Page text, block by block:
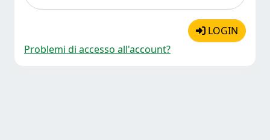
LOGIN
Problemi di accesso all'account?